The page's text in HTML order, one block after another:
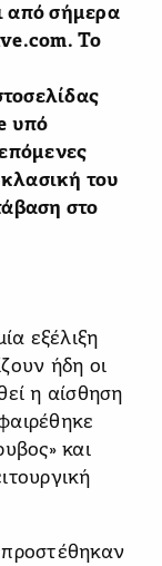
από σήμερα
Το
υπό
του
στο
εξέλιξη
ήδη οι
η αίσθηση
και